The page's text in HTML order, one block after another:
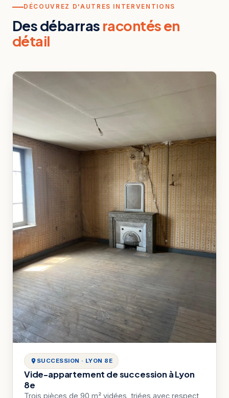
DÉCOUVREZ D'AUTRES INTERVENTIONS
Des débarras racontés en
détail
SUCCESSION · LYON 8E
Vide-appartement de succession à Lyon
8e
Trois pièces de 90 m² vidées, triées avec respect